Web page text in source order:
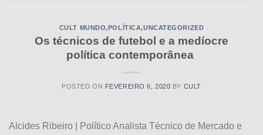
CULT MUNDO,POLÍTICA,UNCATEGORIZED
Os técnicos de futebol e a medíocre
política contemporânea
POSTED ON FEVEREIRO 6, 2020 BY CULT
Alcides Ribeiro | Político Analista Técnico de Mercado e